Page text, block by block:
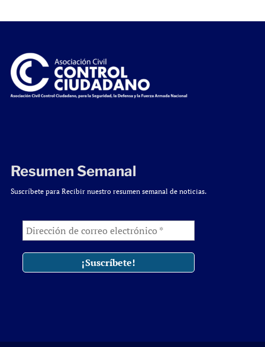
Resumen Semanal
Suscríbete para Recibir nuestro resumen semanal de noticias.